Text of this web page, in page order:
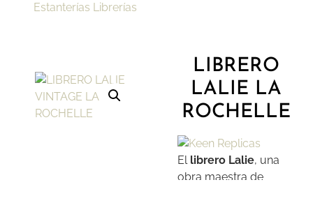
Estanterías Librerías
LIBRERO
LALIE LA
ROCHELLE
El librero Lalie, una
obra maestra de